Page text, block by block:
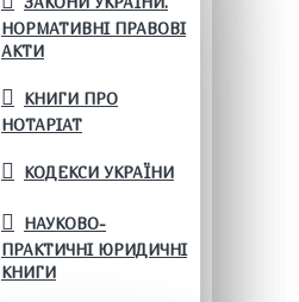
НОРМАТИВНІ ПРАВОВІ
АКТИ
КНИГИ ПРО
НОТАРІАТ
КОДЕКСИ УКРАЇНИ
НАУКОВО-
ПРАКТИЧНІ ЮРИДИЧНІ
КНИГИ